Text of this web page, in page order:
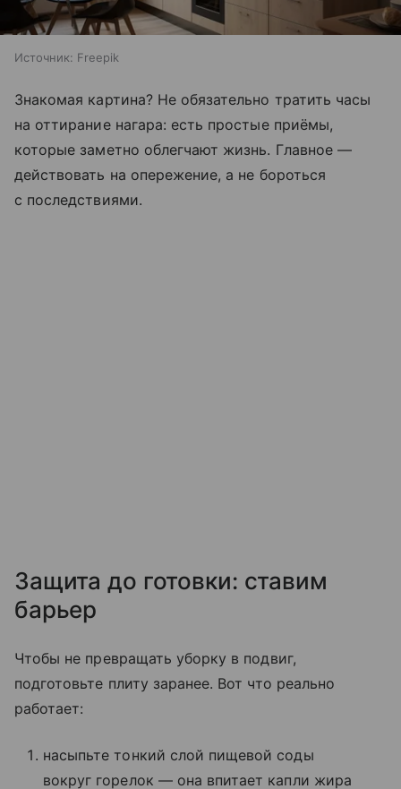
Источник: Freepik
Знакомая картина? Не обязательно тратить часы
на оттирание нагара: есть простые приёмы,
которые заметно облегчают жизнь. Главное —
действовать на опережение, а не бороться
с последствиями.
Защита до готовки: ставим
барьер
Чтобы не превращать уборку в подвиг,
подготовьте плиту заранее. Вот что реально
работает:
насыпьте тонкий слой пищевой соды
вокруг горелок — она впитает капли жира